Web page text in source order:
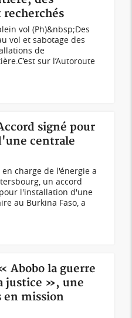
vol (Ph)&nbsp;Des
vol et sabotage des
de
sur l’Autoroute
signé pour
centrale
charge de l'énergie a
un accord
l'installation d'une
au Burkina Faso, a
Abobo la guerre
justice », une
en mission